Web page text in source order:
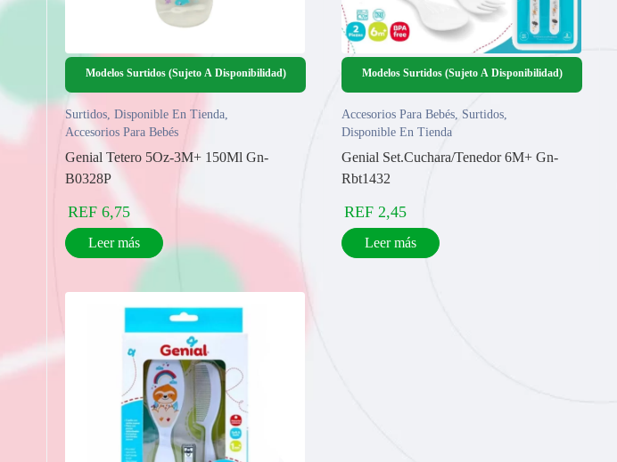
Modelos Surtidos (Sujeto A Disponibilidad)
Surtidos Disponible En Tienda
Accesorios Para Bebés
Genial Tetero 5Oz-3M+ 150Ml Gn-
B0328P
REF 6,75
Leer más
Modelos Surtidos (Sujeto A Disponibilidad)
Accesorios Para Bebés Surtidos
Disponible En Tienda
Genial Set.Cuchara/Tenedor 6M+ Gn-
Rbt1432
REF 2,45
Leer más